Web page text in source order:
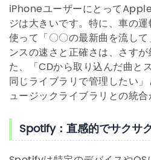
iPhoneユーザーにとって
ジは大きいです。特に、車の
使って「〇〇の最新曲を流し
ンスの速さと正確さは、さす
た、「CDから取り込んだ曲と
同じライブラリで管理したい
ュージックライブラリとの統合
Spotify：直感的でサクサ